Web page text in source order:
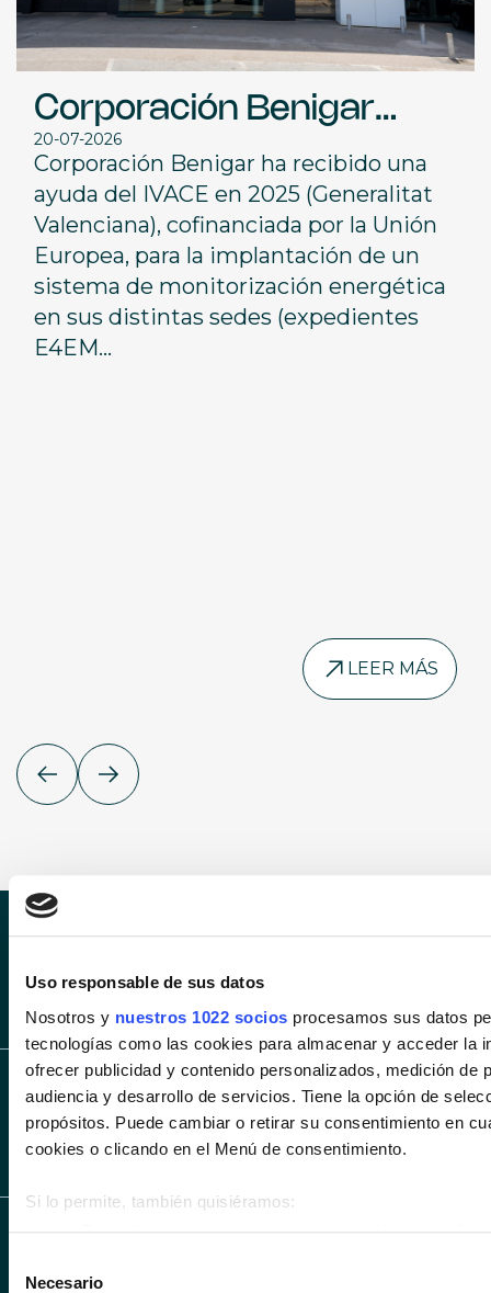
Uso responsable de sus datos
Nosotros y nuestros 1022 socios procesamos sus datos
tecnologías como las cookies para almacenar y acceder la
ofrecer publicidad y contenido personalizados, medición de
audiencia y desarrollo de servicios. Tiene la opción de
propósitos. Puede cambiar o retirar su consentimiento en
cookies o clicando en el Menú de consentimiento.
Si lo permite, también quisiéramos:
Identificar su dispositivo analizándolo activamente
Necesario
Corporación Benigar
impulsa la eficiencia
energética con el apoyo
del IVACE y la Unión
Europea
20-07-2026
Corporación Benigar ha recibido una
ayuda del IVACE en 2025 (Generalitat
Valenciana), cofinanciada por la Unión
Europea, para la implantación de un
sistema de monitorización energética
en sus distintas sedes (expedientes
E4EM...
LEER MÁS
MOTORRAD EN